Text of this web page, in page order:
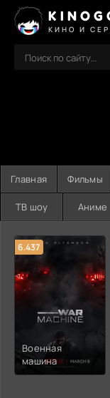
КИНО И
Главная Фильмы
ТВ шоу Аниме
6.437
Военная
машина